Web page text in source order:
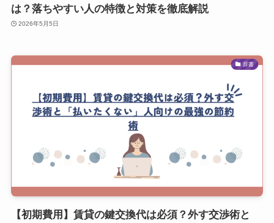
は？落ちやすい人の特徴と対策を徹底解説
2026年5月5日
辞書
【初期費用】賃貸の鍵交換代は必須？外す交渉術と